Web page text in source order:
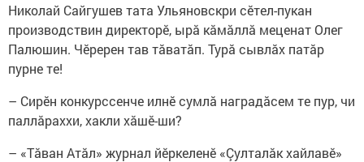
Николай Сайгушев тата Ульяновскри сӗтел-пукан
производствин директорӗ, ырă кăмăллă меценат Олег
Палюшин. Чӗререн тав тăватăп. Турă сывлăх патăр
пурне те!
– Сирӗн конкурссенче илнӗ сумлӑ наградӑсем те пур, чи
паллӑраххи, хакли хӑшӗ-ши?
– «Тăван Атăл» журнал йӗркеленӗ «Çулталăк хайлавӗ»